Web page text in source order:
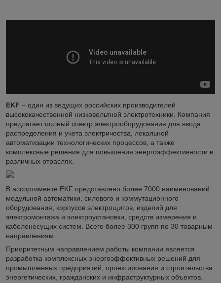
EKF – один из ведущих российских производителей
высококачественной низковольтной электротехники. Компания
предлагает полный спектр электрооборудования для ввода,
распределения и учета электричества, локальной
автоматизации технологических процессов, а также
комплексные решения для повышения энергоэффективности в
различных отраслях.
В ассортименте EKF представлено более 7000 наименований
модульной автоматики, силового и коммутационного
оборудования, корпусов электрощитов, изделий для
электромонтажа и электроустановки, средств измерения и
кабеленесущих систем. Всего более 300 групп по 30 товарным
направлениям.
Приоритетным направлением работы компании является
разработка комплексных энергоэффективных решений для
промышленных предприятий, проектирования и строительства
энергетических, гражданских и инфраструктурных объектов.